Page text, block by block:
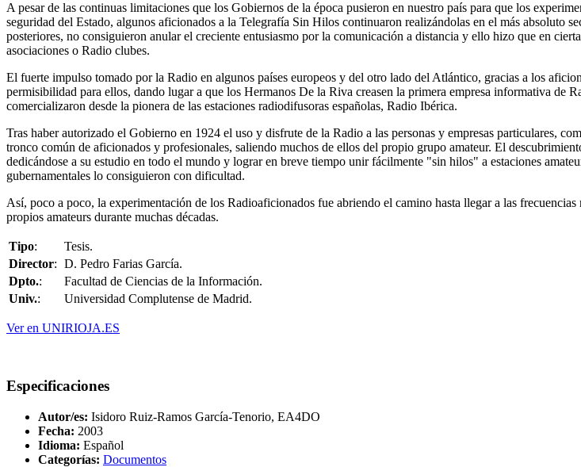
A pesar de las continuas limitaciones que los Gobiernos de la época pusieron en nuestro país para que los
seguridad del Estado, algunos aficionados a la Telegrafía Sin Hilos continuaron realizándolas en el más absoluto
posteriores, no consiguieron anular el creciente entusiasmo por la comunicación a distancia y ello hizo que en
asociaciones o Radio clubes.
El fuerte impulso tomado por la Radio en algunos países europeos y del otro lado del Atlántico, gracias a los
permisibilidad para ellos, dando lugar a que los Hermanos De la Riva creasen la primera empresa informativa de
comercializaron desde la pionera de las estaciones radiodifusoras españolas, Radio Ibérica.
Tras haber autorizado el Gobierno en 1924 el uso y disfrute de la Radio a las personas y empresas particulares,
tronco común de aficionados y profesionales, saliendo muchos de ellos del propio grupo amateur. El
dedicándose a su estudio en todo el mundo y lograr en breve tiempo unir fácilmente "sin hilos" a estaciones
gubernamentales lo consiguieron con dificultad.
Así, poco a poco, la experimentación de los Radioaficionados fue abriendo el camino hasta llegar a las
propios amateurs durante muchas décadas.
Tipo:
Tesis.
Director: D. Pedro Farias García.
Dpto.:
Facultad de Ciencias de la Información.
Univ.: Universidad Complutense de Madrid.
Ver en UNIRIOJA.ES
Especificaciones
Autor/es: Isidoro Ruiz-Ramos García-Tenorio, EA4DO
Fecha: 2003
Idioma: Español
Categorías: Documentos